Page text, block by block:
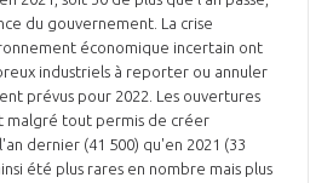
du gouvernement. La crise
économique incertain ont
industriels à reporter ou annuler
prévus pour 2022. Les ouvertures
malgré tout permis de créer
dernier (41 500) qu'en 2021 (33
été plus rares en nombre mais plus